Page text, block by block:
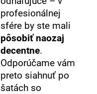
profesionálnej
sfére by ste mali
pôsobiť naozaj
decentne.
Odporúčame vám
preto siahnuť po
šatách so